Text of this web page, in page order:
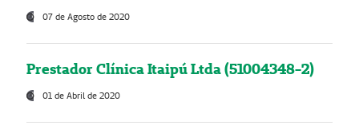
07 de Agosto de 2020
Prestador Clínica Itaipú Ltda (51004348-2)
01 de Abril de 2020